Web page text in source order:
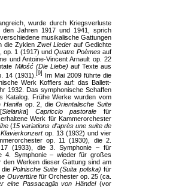
wurde durch Kriegsverluste
Jahren 1917 und 1941, sprich
musikalische Gattungen
die Zyklen Zwei Lieder auf Gedichte
op. 1 (1917) undQuatre Poèmesauf
und Antoine-Vincent Arnault op. 22
Miłość (Die Liebe) auf Texte aus
14 (1931).[9]
Im Mai 2009 führte die
Werk Kofflers auf: das Ballett-
1932. Das symphonische Schaffen
Katalog. Frühe Werke wurden vom
Hanifa op. 2, dieOrientalische Suite
Sielanka] Capriccio pastorale für
Werk für Kammerorchester
(15 variations d'après une suite de
Klavierkonzert op. 13 (1932) und vier
op. 11 (1930), die 2.
(1933), die 3. Symphonie – für
4. Symphonie – wieder für großes
Werken dieser Gattung sind am
die Polnische Suite (Suita polska) für
Ouvertüre für Orchester op. 25 (ca.
eine Passacaglia vonHändel(vor